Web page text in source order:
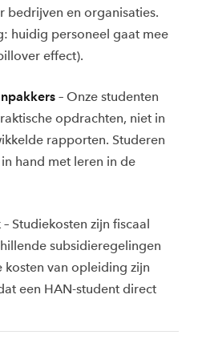
bedrijven en organisaties.
huidig personeel gaat mee
effect).
– Onze studenten
opdrachten, niet in
rapporten. Studeren
hand met leren in de
Studiekosten zijn fiscaal
subsidieregelingen
kosten van opleiding zijn
een HAN-student direct